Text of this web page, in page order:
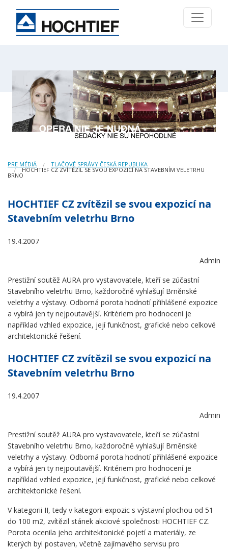
PRE MÉDIÁ TLAČOVÉ SPRÁVY ČESKÁ REPUBLIKA
HOCHTIEF CZ ZVÍTĚZIL SE SVOU EXPOZICÍ NA STAVEBNÍM VELETRHU
BRNO
HOCHTIEF CZ zvítězil se svou expozicí na
Stavebním veletrhu Brno
19.4.2007
Admin
Prestižní soutěž AURA pro vystavovatele, kteří se zúčastní
Stavebního veletrhu Brno, každoročně vyhlašují Brněnské
veletrhy a výstavy. Odborná porota hodnotí přihlášené expozice
a vybírá jen ty nejpoutavější. Kritériem pro hodnocení je
například vzhled expozice, její funkčnost, grafické nebo celkové
architektonické řešení.
HOCHTIEF CZ zvítězil se svou expozicí na
Stavebním veletrhu Brno
19.4.2007
Admin
Prestižní soutěž AURA pro vystavovatele, kteří se zúčastní
Stavebního veletrhu Brno, každoročně vyhlašují Brněnské
veletrhy a výstavy. Odborná porota hodnotí přihlášené expozice
a vybírá jen ty nejpoutavější. Kritériem pro hodnocení je
například vzhled expozice, její funkčnost, grafické nebo celkové
architektonické řešení.
V kategorii II, tedy v kategorii expozic s výstavní plochou od 51
do 100 m2, zvítězil stánek akciové společnosti HOCHTIEF CZ.
Porota ocenila jeho architektonické pojetí a materiály, ze
kterých byl postaven, včetně zajímavého servisu pro